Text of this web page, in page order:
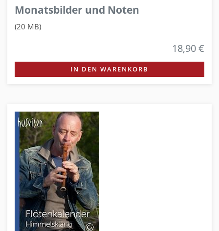
Monatsbilder und Noten
(20 MB)
18,90 €
IN DEN WARENKORB